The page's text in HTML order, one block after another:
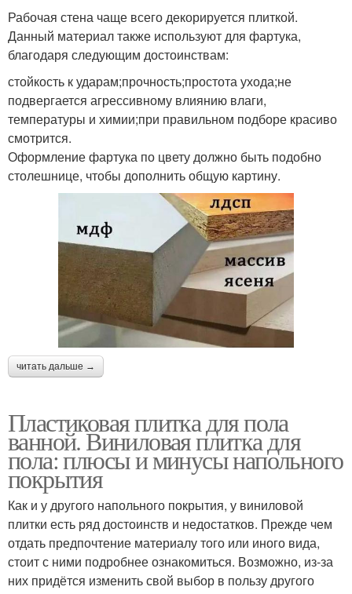
Рабочая стена чаще всего декорируется плиткой.
Данный материал также используют для фартука,
благодаря следующим достоинствам:
стойкость к ударам;прочность;простота ухода;не
подвергается агрессивному влиянию влаги,
температуры и химии;при правильном подборе красиво
смотрится.
Оформление фартука по цвету должно быть подобно
столешнице, чтобы дополнить общую картину.
читать дальше →
Пластиковая плитка для пола
ванной. Виниловая плитка для
пола: плюсы и минусы напольного
покрытия
Как и у другого напольного покрытия, у виниловой
плитки есть ряд достоинств и недостатков. Прежде чем
отдать предпочтение материалу того или иного вида,
стоит с ними подробнее ознакомиться. Возможно, из-за
них придётся изменить свой выбор в пользу другого